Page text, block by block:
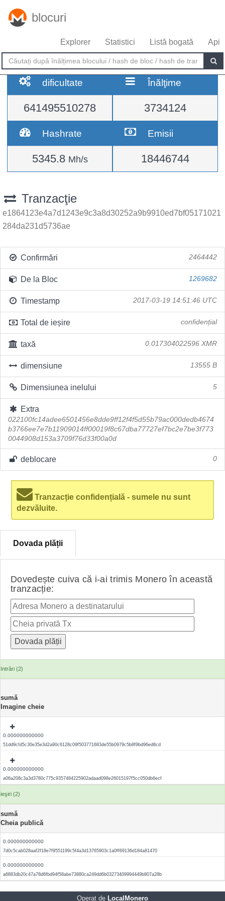
blocuri
Explorer Statistici Listă bogată Api
dificultate
641495510278
Înălţime
3734124
Hashrate
5345.8 Mh/s
Emisii
18446744
Tranzacţie
e1864123e4a7d1243e9c3a8d30252a9b9910ed7bf05171021
284da231d5736ae
Confirmări 2464442
De la Bloc 1269682
Timestamp 2017-03-19 14:51:46 UTC
Total de ieșire confidențial
taxă 0.017304022596 XMR
dimensiune 13555 B
Dimensiunea inelului 5
Extra
022100fc14adee6501456e8dde9ff12f4f5d55b79ac000dedb4674
b3766ee7e7b11909014ff00019f8c67dba77727ef7bc2e7be3f773
0044908d153a3709f76d33f00a0d
deblocare 0
Tranzacție confidențială - sumele nu sunt
dezvăluite.
Dovada plății
Dovedește cuiva că i-ai trimis Monero în această
tranzacție:
Intrări (2)
sumă
Imagine cheie
0.000000000000
51dd9cfd5c30e35e3d2a90c6128c09f503771683de55b0979c5b8f9bd96ed8cd
0.000000000000
a06a208c3a3d3780c775c9357484225902adaad098e26015197f5cc050db6ecf
ieşiri (2)
sumă
Cheia publică
0.000000000000
7d0c5cab028aaf2f18e7f9551199c5f4a3d13765903c1a0ff69136d184a81470
0.000000000000
a6883db20c47a78d6fbd94f58abe73880ca249dd6b03273409994449b807a28b
Operat de LocalMonero